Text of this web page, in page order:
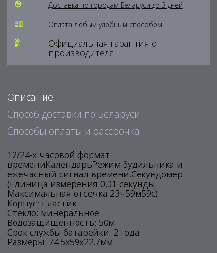
Доставка по городам Беларуси до 3 дней
Оплата любым удобным способом
Официальная гарантия от
производителя
Описание
Способ доставки по Беларуси
Способы оплаты и рассрочка
12/24-х часовой формат
времениКалендарьРежим будильника и
ежечасный сигнал времени.Секундомер
(Единица измерения 0,01 секунды.
Максимальная отсечка 23ч59м59с)
Корпус: пластик
Стекло: минеральное
Водозащищенность: 50м
Срок службы батарейки: 2 года
Размеры: 74.5х59х22.7мм